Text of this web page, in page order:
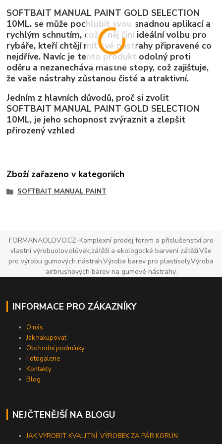
SOFTBAIT MANUAL PAINT GOLD SELECTION
10ML. se může pochlubit svou snadnou aplikací a
rychlým schnutím, což z něj činí ideální volbu pro
rybáře, kteří chtějí mít své nástrahy připravené co
nejdříve. Navíc je tento produkt odolný proti
oděru a nezanechává mastné stopy, což zajišťuje,
že vaše nástrahy zůstanou čisté a atraktivní.
Jedním z hlavních důvodů, proč si zvolit
SOFTBAIT MANUAL PAINT GOLD SELECTION
10ML, je jeho schopnost zvýraznit a zlepšit
přirozený vzhled
Zboží zařazeno v kategoriích
SOFTBAIT MANUAL PAINT
FORMANAOLOVO.CZ-Komplexní prodej forem a příslušenství pro
vlastní výrobuolov,olůvek,zátěží a ekologocké barvení zátěží.Vše
pro výrobu gumových nástrah.Výroba barev pro plastisoly.Výroba
airbrushových barev na gumové nástrahy.
INFORMACE PRO ZÁKAZNÍKY
O nás
Jak nakupovat
Obchodní podmínky
Fotogalerie
Kontakty
Blog
NEJČTENĚJŠÍ NA BLOGU
JAK VYROBIT KVALITNÍ VÝROBEK ZA PÁR KORUN